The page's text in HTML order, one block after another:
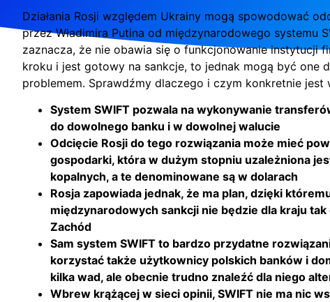
Działania Rosji względem Ukrainy mogą spowodować
przez Władimira Putina od międzynarodowego systemu
zaznacza, że nie obawia się o funkcjonowanie instytucji
kroku i jest gotowy na sankcje, to jednak mogą być one
problemem. Sprawdźmy dlaczego i czym konkretnie jest
System SWIFT pozwala na wykonywanie
do dowolnego banku i w dowolnej walucie
Odcięcie Rosji do tego rozwiązania może mieć
gospodarki, która w dużym stopniu uzależniona
kopalnych, a te denominowane są w dolarach
Rosja zapowiada jednak, że ma plan, dzięki
międzynarodowych sankcji nie będzie dla kraju
Zachód
Sam system SWIFT to bardzo przydatne
korzystać także użytkownicy polskich banków i
kilka wad, ale obecnie trudno znaleźć dla niego
Wbrew krążącej w sieci opinii, SWIFT nie ma nic